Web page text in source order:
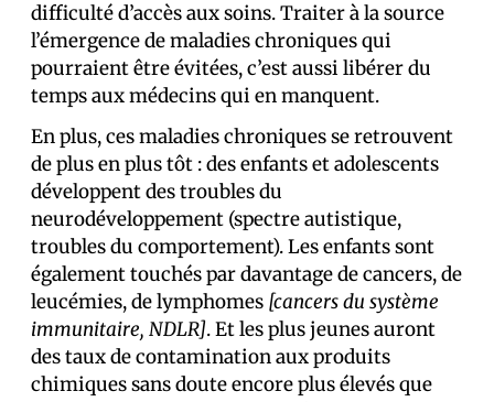
difficulté d’accès aux soins. Traiter à la source
l’émergence de maladies chroniques qui
pourraient être évitées, c’est aussi libérer du
temps aux médecins qui en manquent.
En plus, ces maladies chroniques se retrouvent
de plus en plus tôt : des enfants et adolescents
développent des troubles du
neurodéveloppement (spectre autistique,
troubles du comportement). Les enfants sont
également touchés par davantage de cancers, de
leucémies, de lymphomes [cancers du système
immunitaire, NDLR]. Et les plus jeunes auront
des taux de contamination aux produits
chimiques sans doute encore plus élevés que